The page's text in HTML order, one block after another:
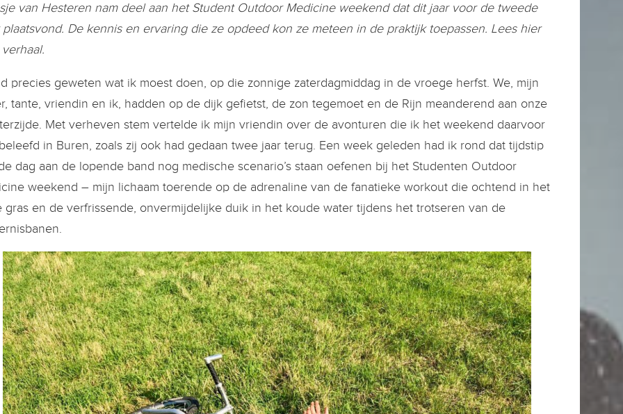
van Hesteren nam deel aan het Student Outdoor Medicine weekend dat dit jaar voor de tweede
De kennis en ervaring die ze opdeed kon ze meteen in de praktijk toepassen. Lees hier
precies geweten wat ik moest doen, op die zonnige zaterdagmiddag in de vroege herfst. We, mijn
tante, vriendin en ik, hadden op de dijk gefietst, de zon tegemoet en de Rijn meanderend aan onze
Met verheven stem vertelde ik mijn vriendin over de avonturen die ik het weekend daarvoor
in Buren, zoals zij ook had gedaan twee jaar terug. Een week geleden had ik rond dat tijdstip
dag aan de lopende band nog medische scenario’s staan oefenen bij het Studenten Outdoor
weekend – mijn lichaam toerende op de adrenaline van de fanatieke workout die ochtend in het
gras en de verfrissende, onvermijdelijke duik in het koude water tijdens het trotseren van de